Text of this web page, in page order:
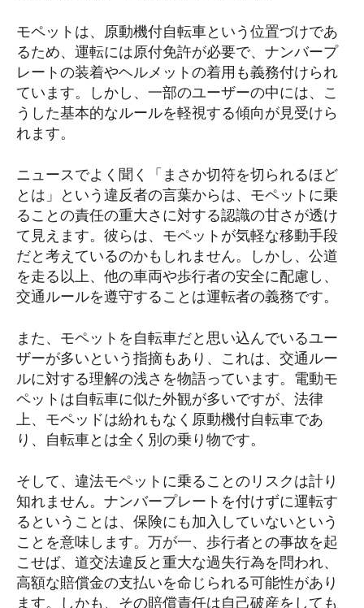
モペットは、原動機付自転車という位置づけであ
るため、運転には原付免許が必要で、ナンバープ
レートの装着やヘルメットの着用も義務付けられ
ています。しかし、一部のユーザーの中には、こ
うした基本的なルールを軽視する傾向が見受けら
れます。
ニュースでよく聞く「まさか切符を切られるほど
とは」という違反者の言葉からは、モペットに乗
ることの責任の重大さに対する認識の甘さが透け
て見えます。彼らは、モペットが気軽な移動手段
だと考えているのかもしれません。しかし、公道
を走る以上、他の車両や歩行者の安全に配慮し、
交通ルールを遵守することは運転者の義務です。
また、モペットを自転車だと思い込んでいるユー
ザーが多いという指摘もあり、これは、交通ルー
ルに対する理解の浅さを物語っています。電動モ
ペットは自転車に似た外観が多いですが、法律
上、モペッドは紛れもなく原動機付自転車であ
り、自転車とは全く別の乗り物です。
そして、違法モペットに乗ることのリスクは計り
知れません。ナンバープレートを付けずに運転す
るということは、保険にも加入していないという
ことを意味します。万が一、歩行者との事故を起
こせば、道交法違反と重大な過失行為を問われ、
高額な賠償金の支払いを命じられる可能性があり
ます。しかも、その賠償責任は自己破産をしても